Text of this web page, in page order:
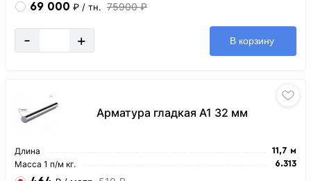
69 000 ₽ / тн. 75900 ₽
- + В корзину
Арматура гладкая А1 32 мм
Длина 11,7 м
Масса 1 п/м кг. 6.313